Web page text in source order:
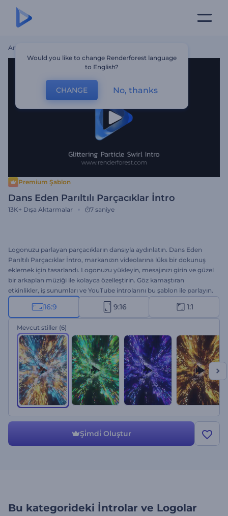
Ana Sayfa
Premium Şablon
Dans Eden Parıltılı Parçacıklar İntro
13K+ Dışa Aktarmalar 7 saniye
Logonuzu parlayan parçacıkların dansıyla aydınlatın. Dans Eden
Parıltılı Parçacıklar İntro, markanızın videolarına lüks bir dokunuş
eklemek için tasarlandı. Logonuzu yükleyin, mesajınızı girin ve güzel
bir arkaplan müziği ile kolayca özelleştirin. Göz kamaştıran
etkinlikler, iş sunumları ve YouTube introlarını bu şablon ile parlayın.
Sadece birkaç tıklama ile unutulmaz bir intro elde edin!
16:9 9:16 1:1
Mevcut stiller (6)
Şi̇mdi̇ Oluştur
Bu kategorideki İntrolar ve Logolar
Would you like to change Renderforest language
to English?
CHANGE No, thanks